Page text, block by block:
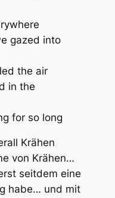
gazed into
the air
in the
for so long
Krähen
von Krähen…
seitdem eine
habe… und mit